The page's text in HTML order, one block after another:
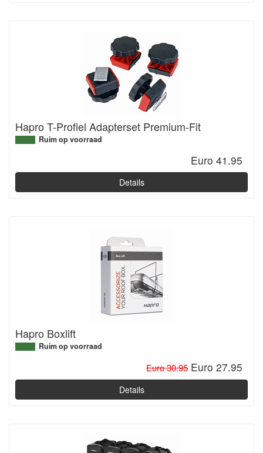
Hapro T-Profiel Adapterset Premium-Fit
Ruim op voorraad
Euro 41.95
Details
Hapro Boxlift
Ruim op voorraad
Euro 30.95Euro 27.95
Details